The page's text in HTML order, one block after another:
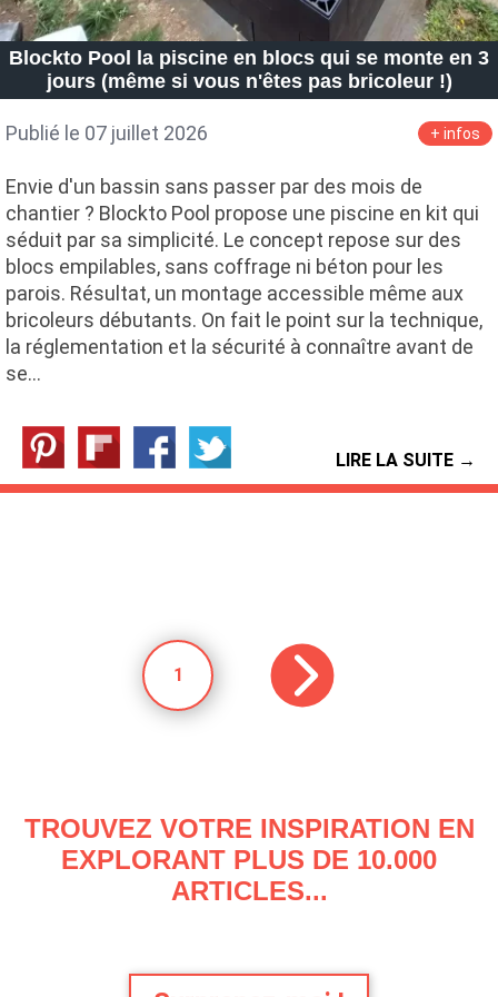
Blockto Pool la piscine en blocs qui se monte en 3
jours (même si vous n'êtes pas bricoleur !)
Publié le 07 juillet 2026 + infos
Envie d'un bassin sans passer par des mois de
chantier ? Blockto Pool propose une piscine en kit qui
séduit par sa simplicité. Le concept repose sur des
blocs empilables, sans coffrage ni béton pour les
parois. Résultat, un montage accessible même aux
bricoleurs débutants. On fait le point sur la technique,
la réglementation et la sécurité à connaître avant de
se…
LIRE LA SUITE →
1
TROUVEZ VOTRE INSPIRATION EN
EXPLORANT PLUS DE 10.000
ARTICLES...